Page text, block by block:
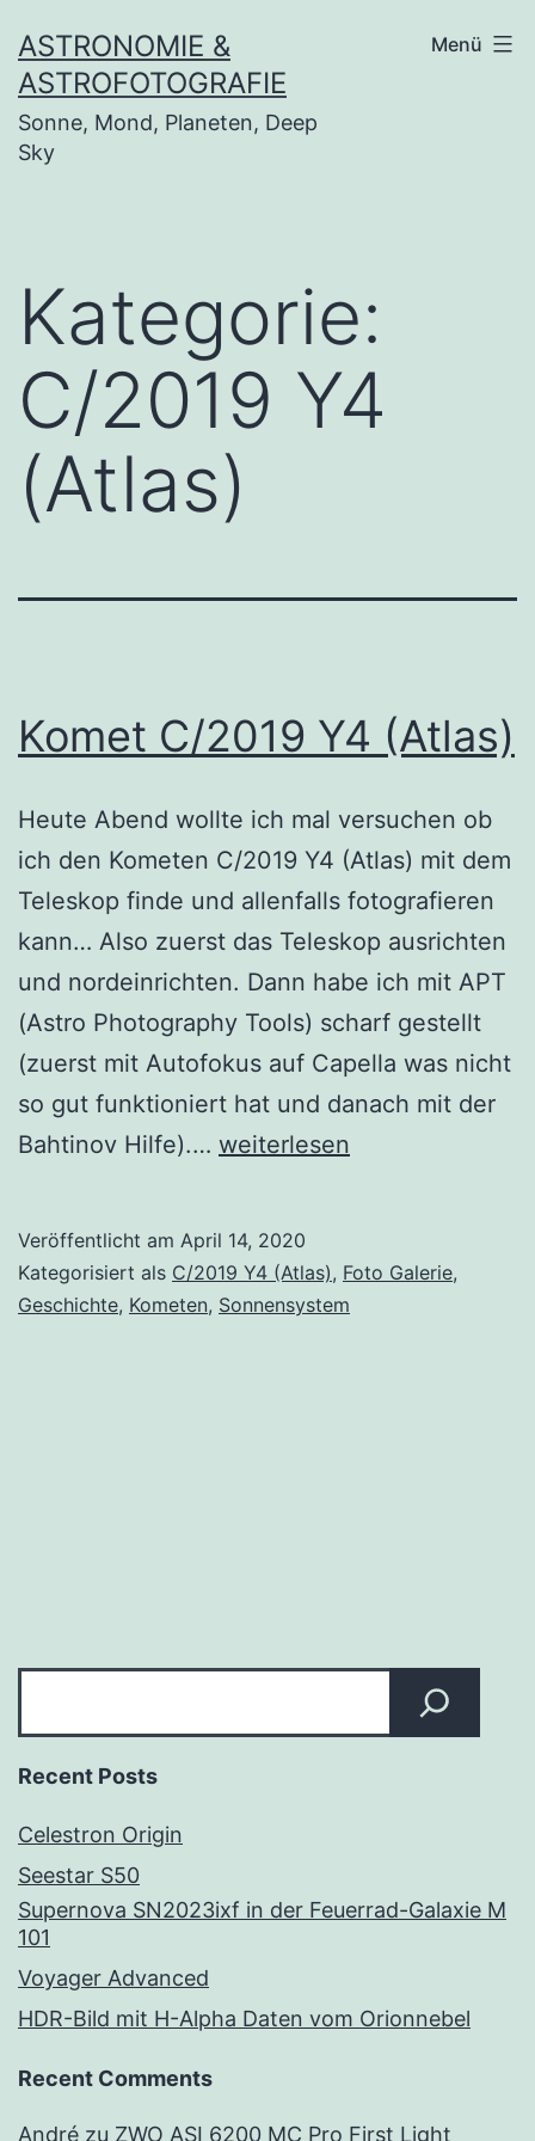
Inhalt
springen
ASTRONOMIE &
ASTROFOTOGRAFIE
Sonne, Mond, Planeten, Deep
Sky
Menü
Kategorie:
C/2019 Y4
(Atlas)
Komet C/2019 Y4 (Atlas)
Heute Abend wollte ich mal versuchen ob
ich den Kometen C/2019 Y4 (Atlas) mit dem
Teleskop finde und allenfalls fotografieren
kann… Also zuerst das Teleskop ausrichten
und nordeinrichten. Dann habe ich mit APT
(Astro Photography Tools) scharf gestellt
(zuerst mit Autofokus auf Capella was nicht
so gut funktioniert hat und danach mit der
Bahtinov Hilfe).… Komet
(Atlas)
weiterlesen
Veröffentlicht am April 14, 2020
Kategorisiert als C/2019 Y4 (Atlas), Foto Galerie,
Geschichte, Kometen, Sonnensystem
Recent Posts
Celestron Origin
Seestar S50
Supernova SN2023ixf in der Feuerrad-Galaxie M
101
Voyager Advanced
HDR-Bild mit H-Alpha Daten vom Orionnebel
Recent Comments
André zu ZWO ASI 6200 MC Pro First Light